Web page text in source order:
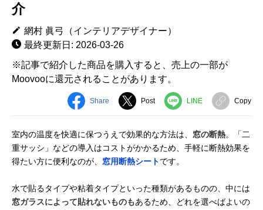
介
網村 眞弓（インテリアデザイナー）
最終更新日: 2026-03-26
※記事で紹介した商品を購入すると、売上の一部が
Moovooに還元されることがあります。
Share Post LINE Copy
室内の温度を快適に保つうえで効果的な方法は、 窓の断熱。「二
重サッシ」などの導入はコストがかかるため、手軽に断熱効果を
得たい方に便利なのが、 窓用断熱シートです。
水で貼るタイプや粘着タイプといった種類があるものの、中には
窓ガラスによって貼れないものもあるため、どれを選べばよいの